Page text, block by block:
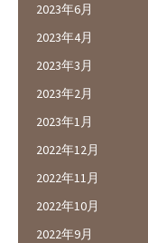
2023年6月
2023年4月
2023年3月
2023年2月
2023年1月
2022年12月
2022年11月
2022年10月
2022年9月